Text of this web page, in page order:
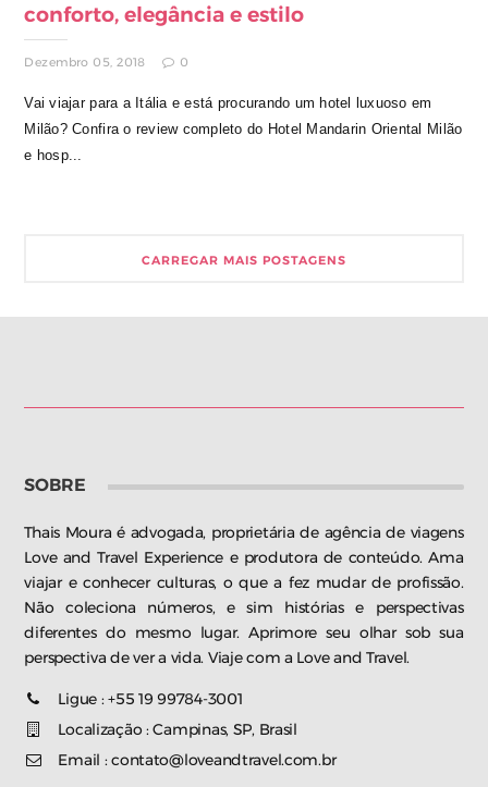
conforto, elegância e estilo
Dezembro 05, 2018 0
Vai viajar para a Itália e está procurando um hotel luxuoso em
Milão? Confira o review completo do Hotel Mandarin Oriental Milão
e hosp...
CARREGAR MAIS POSTAGENS
SOBRE
Thais Moura é advogada, proprietária de agência de viagens
Love and Travel Experience e produtora de conteúdo. Ama
viajar e conhecer culturas, o que a fez mudar de profissão.
Não coleciona números, e sim histórias e perspectivas
diferentes do mesmo lugar. Aprimore seu olhar sob sua
perspectiva de ver a vida. Viaje com a Love and Travel.
Ligue : +55 19 99784-3001
Localização : Campinas, SP, Brasil
Email : contato@loveandtravel.com.br